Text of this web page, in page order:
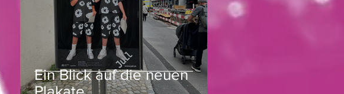
Ein Blick auf die neuen